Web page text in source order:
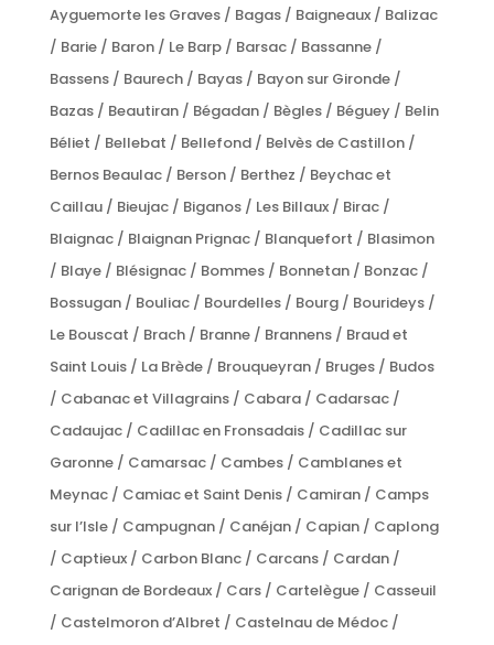
Ayguemorte les Graves / Bagas / Baigneaux / Balizac
/ Barie / Baron / Le Barp / Barsac / Bassanne /
Bassens / Baurech / Bayas / Bayon sur Gironde /
Bazas / Beautiran / Bégadan / Bègles / Béguey / Belin
Béliet / Bellebat / Bellefond / Belvès de Castillon /
Bernos Beaulac / Berson / Berthez / Beychac et
Caillau / Bieujac / Biganos / Les Billaux / Birac /
Blaignac / Blaignan Prignac / Blanquefort / Blasimon
/ Blaye / Blésignac / Bommes / Bonnetan / Bonzac /
Bossugan / Bouliac / Bourdelles / Bourg / Bourideys /
Le Bouscat / Brach / Branne / Brannens / Braud et
Saint Louis / La Brède / Brouqueyran / Bruges / Budos
/ Cabanac et Villagrains / Cabara / Cadarsac /
Cadaujac / Cadillac en Fronsadais / Cadillac sur
Garonne / Camarsac / Cambes / Camblanes et
Meynac / Camiac et Saint Denis / Camiran / Camps
sur l’Isle / Campugnan / Canéjan / Capian / Caplong
/ Captieux / Carbon Blanc / Carcans / Cardan /
Carignan de Bordeaux / Cars / Cartelègue / Casseuil
/ Castelmoron d’Albret / Castelnau de Médoc /